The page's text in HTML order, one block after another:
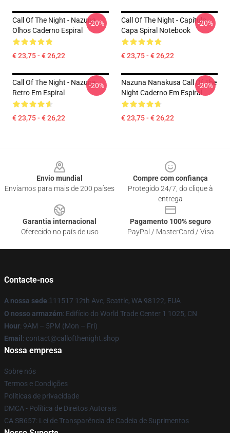
Call Of The Night - Nazuna
Olhos Caderno Espiral
€ 23,75 - € 26,22
-20%
Call Of The Night - Capítulo
Capa Spiral Notebook
€ 23,75 - € 26,22
-20%
Call Of The Night - Nazuna
Retro Em Espiral
€ 23,75 - € 26,22
-20%
Nazuna Nanakusa Call Of The
Night Caderno Em Espiral
€ 23,75 - € 26,22
-20%
Envio mundial
Enviamos para mais de 200 países
Compre com confiança
Protegido 24/7, do clique à
entrega
Garantia internacional
Oferecido no país de uso
Pagamento 100% seguro
PayPal / MasterCard / Visa
Contacte-nos
A nossa sede:1 11517 12th Ave, Seattle, WA 98122, EUA
O nosso armazém: Edifício do World Trade Center 1 1025, CN
Hour: 9AM – 5PM (Mon – Fri)
Email : contact@callofthenight.shop
Nossa empresa
Sobre nós
Termos e Condições
Políticas de privacidade
DMCA - Política de Direitos Autorais
CA SB657: Lei de Transparência de Cadeia de Suprimentos